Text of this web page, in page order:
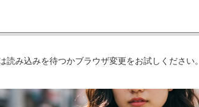
み込みを待つかブラウザ変更をお試しください。